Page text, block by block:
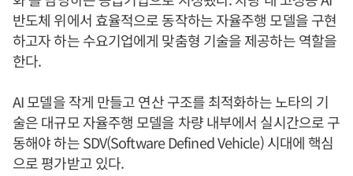
반도체 위에서 효율적으로 동작하는 자율주행 모델을 구현
하고자 하는 수요기업에게 맞춤형 기술을 제공하는 역할을
한다.
AI 모델을 작게 만들고 연산 구조를 최적화하는 노타의 기
술은 대규모 자율주행 모델을 차량 내부에서 실시간으로 구
동해야 하는 SDV(Software Defined Vehicle) 시대에 핵심
으로 평가받고 있다.